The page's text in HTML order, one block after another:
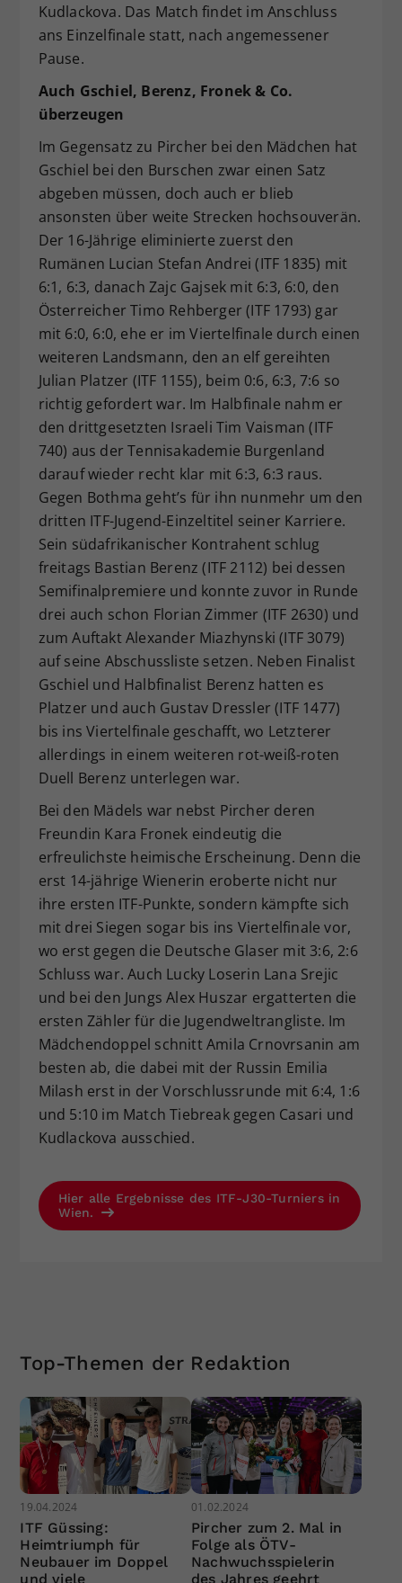
Kudlackova. Das Match findet im Anschluss
ans Einzelfinale statt, nach angemessener
Pause.
Auch Gschiel, Berenz, Fronek & Co.
überzeugen
Im Gegensatz zu Pircher bei den Mädchen hat
Gschiel bei den Burschen zwar einen Satz
abgeben müssen, doch auch er blieb
ansonsten über weite Strecken hochsouverän.
Der 16-Jährige eliminierte zuerst den
Rumänen Lucian Stefan Andrei (ITF 1835) mit
6:1, 6:3, danach Zajc Gajsek mit 6:3, 6:0, den
Österreicher Timo Rehberger (ITF 1793) gar
mit 6:0, 6:0, ehe er im Viertelfinale durch einen
weiteren Landsmann, den an elf gereihten
Julian Platzer (ITF 1155), beim 0:6, 6:3, 7:6 so
richtig gefordert war. Im Halbfinale nahm er
den drittgesetzten Israeli Tim Vaisman (ITF
740) aus der Tennisakademie Burgenland
darauf wieder recht klar mit 6:3, 6:3 raus.
Gegen Bothma geht’s für ihn nunmehr um den
dritten ITF-Jugend-Einzeltitel seiner Karriere.
Sein südafrikanischer Kontrahent schlug
freitags Bastian Berenz (ITF 2112) bei dessen
Semifinalpremiere und konnte zuvor in Runde
drei auch schon Florian Zimmer (ITF 2630) und
zum Auftakt Alexander Miazhynski (ITF 3079)
auf seine Abschussliste setzen. Neben Finalist
Gschiel und Halbfinalist Berenz hatten es
Platzer und auch Gustav Dressler (ITF 1477)
bis ins Viertelfinale geschafft, wo Letzterer
allerdings in einem weiteren rot-weiß-roten
Duell Berenz unterlegen war.
Bei den Mädels war nebst Pircher deren
Freundin Kara Fronek eindeutig die
erfreulichste heimische Erscheinung. Denn die
erst 14-jährige Wienerin eroberte nicht nur
ihre ersten ITF-Punkte, sondern kämpfte sich
mit drei Siegen sogar bis ins Viertelfinale vor,
wo erst gegen die Deutsche Glaser mit 3:6, 2:6
Schluss war. Auch Lucky Loserin Lana Srejic
und bei den Jungs Alex Huszar ergatterten die
ersten Zähler für die Jugendweltrangliste. Im
Mädchendoppel schnitt Amila Crnovrsanin am
besten ab, die dabei mit der Russin Emilia
Milash erst in der Vorschlussrunde mit 6:4, 1:6
und 5:10 im Match Tiebreak gegen Casari und
Kudlackova ausschied.
Hier alle Ergebnisse des ITF-J30-Turniers in
Wien.
Top-Themen der Redaktion
19.04.2024
ITF Güssing:
Heimtriumph für
Neubauer im Doppel
und viele
01.02.2024
Pircher zum 2. Mal in
Folge als ÖTV-
Nachwuchsspielerin
des Jahres geehrt